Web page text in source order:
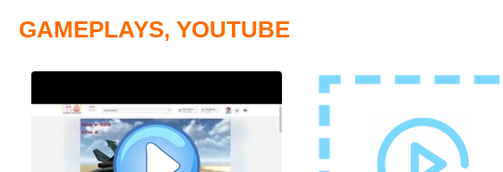
GAMEPLAYS, YOUTUBE